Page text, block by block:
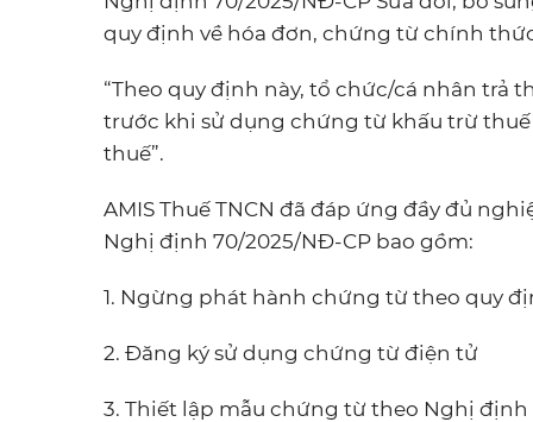
quy định về hóa đơn, chứng từ chính
“Theo quy định này, tổ chức/cá nhân
trước khi sử dụng chứng từ khấu trừ thuế
thuế”.
AMIS Thuế TNCN đã đáp ứng đầy đủ
Nghị định 70/2025/NĐ-CP bao gồm:
1. Ngừng phát hành chứng từ theo quy
2. Đăng ký sử dụng chứng từ điện tử
3. Thiết lập mẫu chứng từ theo Nghị định